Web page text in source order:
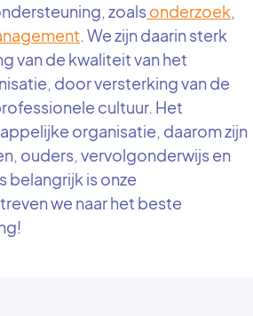
zoalsonderzoek,
. We zijn daarin sterk
van de kwaliteit van het
door versterking van de
cultuur. Het
organisatie, daarom zijn
ouders, vervolgonderwijs en
belangrijk is onze
we naar het beste